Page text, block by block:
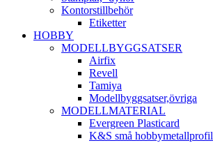
Kontorstillbehör
Etiketter
HOBBY
MODELLBYGGSATSER
Airfix
Revell
Tamiya
Modellbyggsatser,övriga
MODELLMATERIAL
Evergreen Plasticard
K&S små hobbymetallprofil